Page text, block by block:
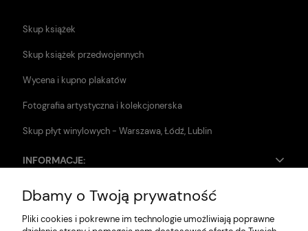
Skup książek
Skup książek przedwojennych
Wycena i kupno plakatów
Fotografia artystyczna i kolekcjonerska
Skup płyt winylowych - Warszawa, Łódź, Lublin
INFORMACJE:
Zwroty i reklamacje
Dane firmy
Dbamy o Twoją prywatność
Pliki cookies i pokrewne im technologie umożliwiają poprawne